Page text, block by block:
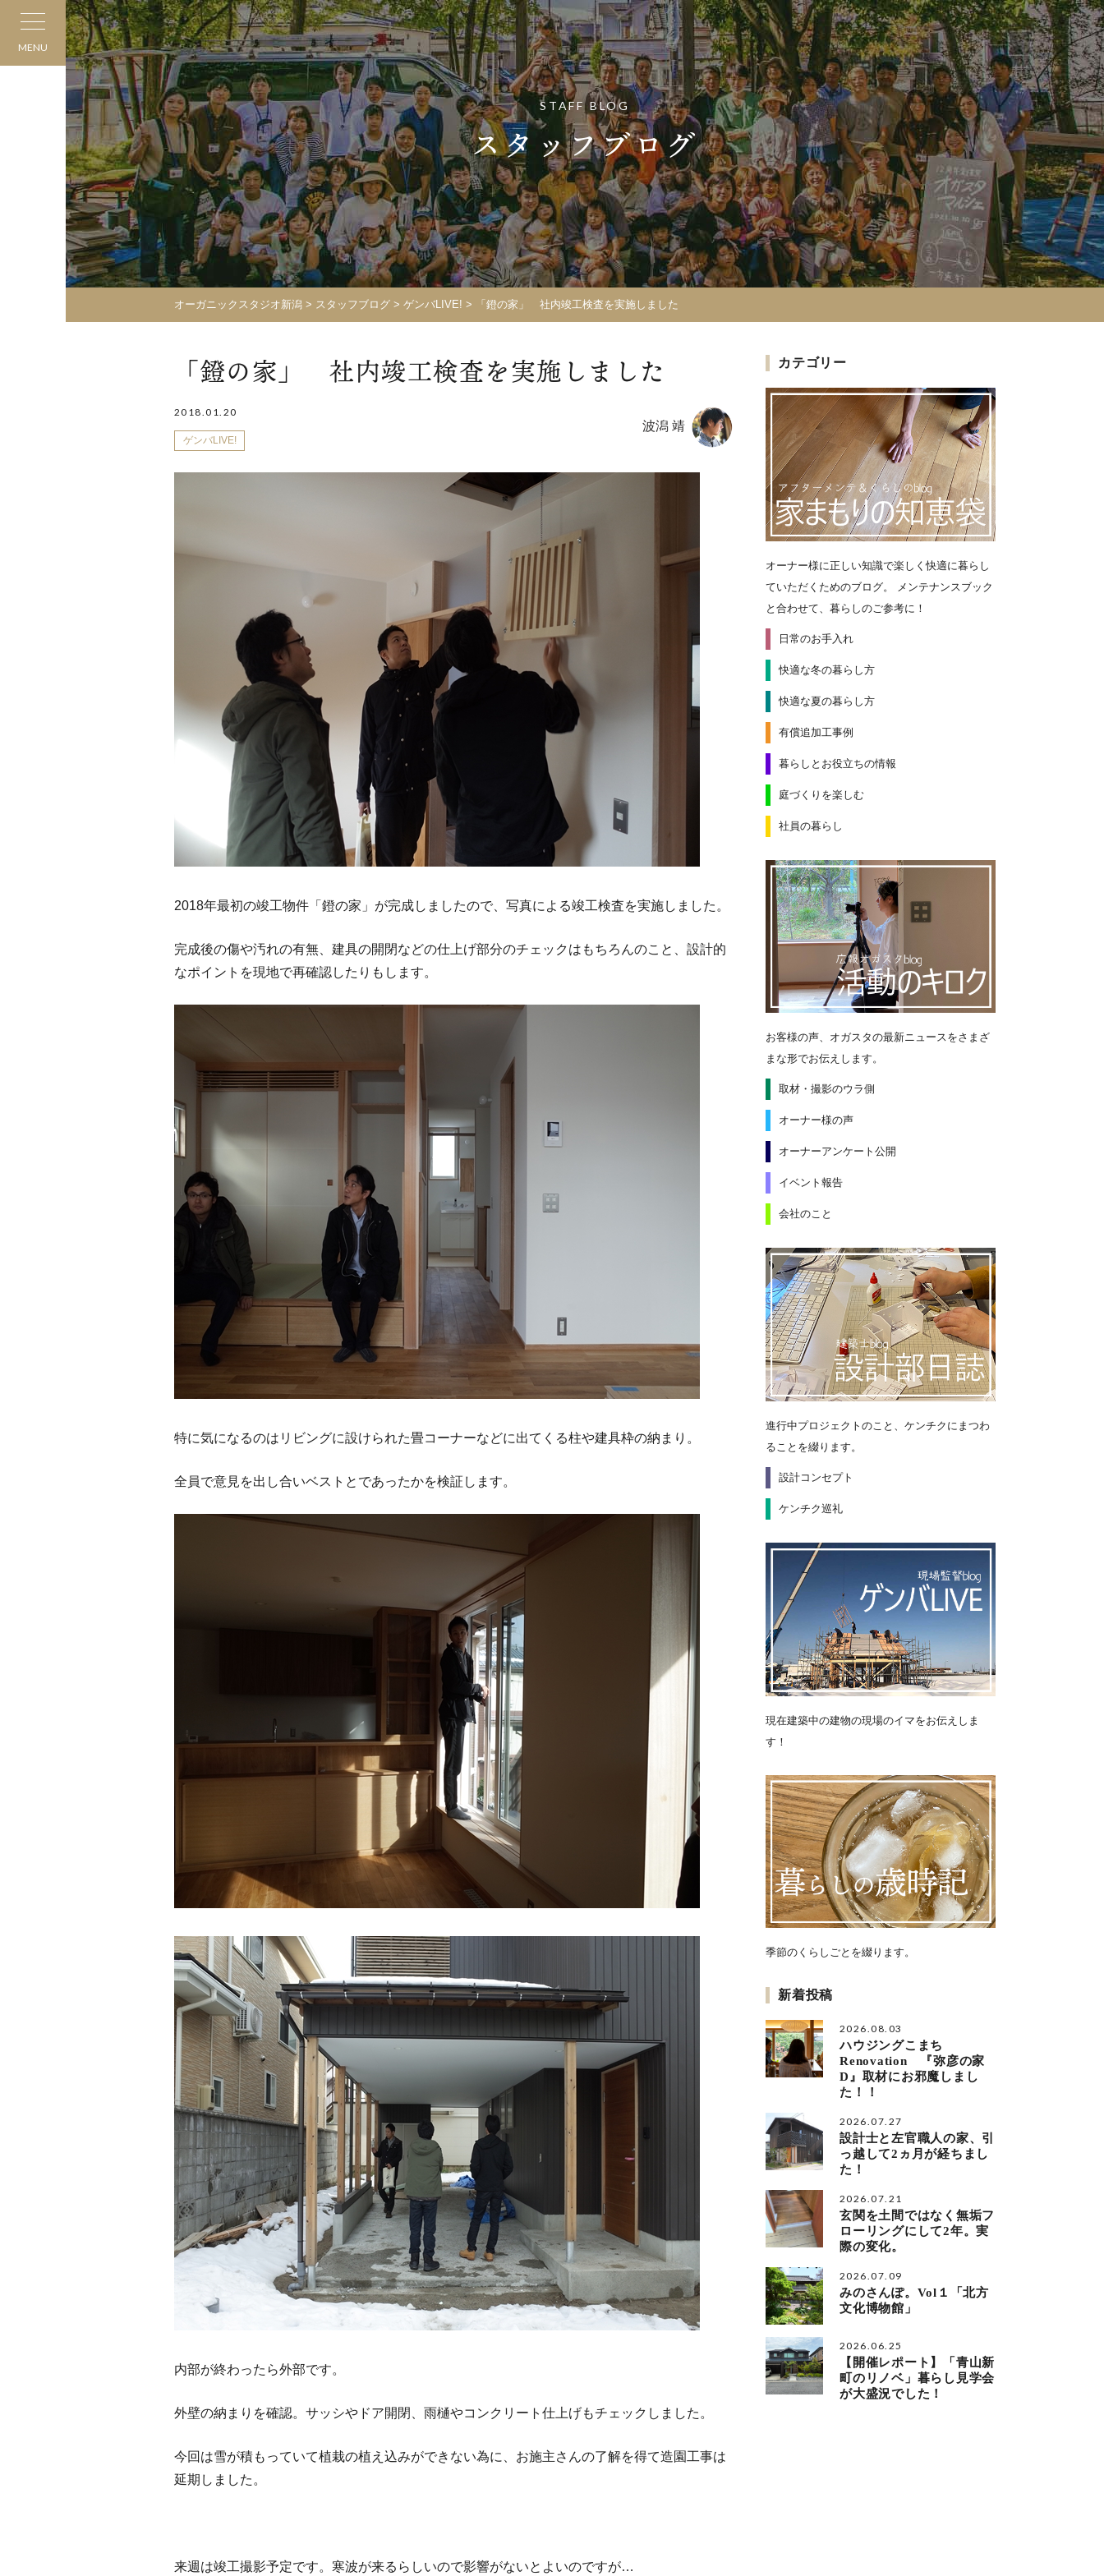
MENU
STAFF BLOG
スタッフブログ
オーガニックスタジオ新潟 > スタッフブログ > ゲンバLIVE! > 「鐙の家」 社内竣工検査を実施しました
「鐙の家」 社内竣工検査を実施しました
2018.01.20
ゲンバLIVE!
波潟 靖
2018年最初の竣工物件「鐙の家」が完成しましたので、写真による竣工検査を実施しました。
完成後の傷や汚れの有無、建具の開閉などの仕上げ部分のチェックはもちろんのこと、設計的
なポイントを現地で再確認したりもします。
特に気になるのはリビングに設けられた畳コーナーなどに出てくる柱や建具枠の納まり。
全員で意見を出し合いベストとであったかを検証します。
内部が終わったら外部です。
外壁の納まりを確認。サッシやドア開閉、雨樋やコンクリート仕上げもチェックしました。
今回は雪が積もっていて植栽の植え込みができない為に、お施主さんの了解を得て造園工事は
延期しました。
来週は竣工撮影予定です。寒波が来るらしいので影響がないとよいのですが…
カテゴリー
オーナー様に正しい知識で楽しく快適に暮らし
ていただくためのブログ。
メンテナンスブック
と合わせて、暮らしのご参考に！
日常のお手入れ
快適な冬の暮らし方
快適な夏の暮らし方
有償追加工事例
暮らしとお役立ちの情報
庭づくりを楽しむ
社員の暮らし
お客様の声、オガスタの最新ニュースをさまざ
まな形でお伝えします。
取材・撮影のウラ側
オーナー様の声
オーナーアンケート公開
イベント報告
会社のこと
進行中プロジェクトのこと、ケンチクにまつわ
ることを綴ります。
設計コンセプト
ケンチク巡礼
現在建築中の建物の現場のイマをお伝えしま
す！
季節のくらしごとを綴ります。
新着投稿
2026.08.03
ハウジングこまち
Renovation 『弥彦の家
D』取材にお邪魔しまし
た！！
2026.07.27
設計士と左官職人の家、引
っ越して2ヵ月が経ちまし
た！
2026.07.21
玄関を土間ではなく無垢フ
ローリングにして2年。実
際の変化。
2026.07.09
みのさんぽ。Vol１「北方
文化博物館」
2026.06.25
【開催レポート】「青山新
町のリノベ」暮らし見学会
が大盛況でした！